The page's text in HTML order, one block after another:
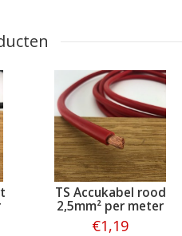
TS Accukabel rood
2,5mm² per meter
€1,19